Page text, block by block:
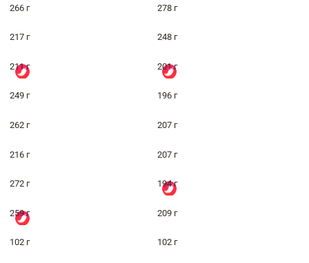
266 г 278 г
217 г 248 г
211 г 201 г
249 г 196 г
262 г 207 г
216 г 207 г
272 г 194 г
259 г 209 г
102 г 102 г